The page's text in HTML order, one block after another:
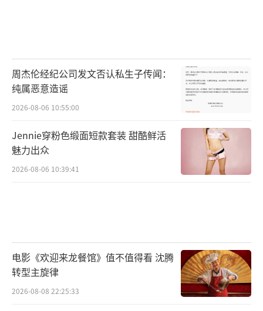
周杰伦经纪公司发文否认私生子传闻：
纯属恶意造谣
2026-08-06 10:55:00
Jennie穿粉色缎面短款套装 甜酷鲜活
魅力出众
2026-08-06 10:39:41
电影《欢迎来龙餐馆》值不值得看 沈腾
转型主旋律
2026-08-08 22:25:33